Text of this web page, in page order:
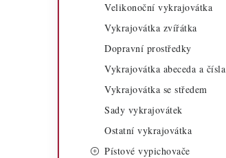
Velikonoční vykrajovátka
Vykrajovátka zvířátka
Dopravní prostředky
Vykrajovátka abeceda a čísla
Vykrajovátka se středem
Sady vykrajovátek
Ostatní vykrajovátka
Pístové vypichovače